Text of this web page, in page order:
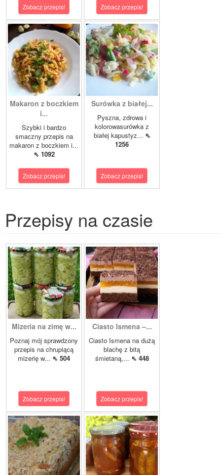
Zobacz przepis! Zobacz przepis!
Makaron z boczkiem
i...
Szybki i bardzo
smaczny przepis na
makaron z boczkiem i...
⇖ 1092
Zobacz przepis!
Surówka z białej...
Pyszna, zdrowa i
kolorowasurówka z
białej kapustyz... ⇖
1256
Zobacz przepis!
Przepisy na czasie
Mizeria na zimę w...
Poznaj mój sprawdzony
przepis na chrupiącą
mizerię w... ⇖ 504
Zobacz przepis!
Ciasto Ismena –...
Ciasto Ismena na dużą
blachę z bitą
śmietaną,... ⇖ 448
Zobacz przepis!